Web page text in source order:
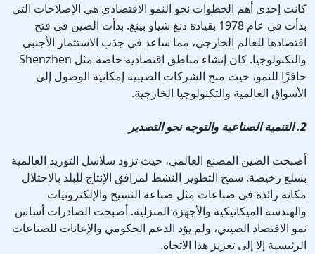
كانت إحدى أهم الخطوات نحو النمو الاقتصادي هي الإصلاحات التي
بدأت في عام 1978 بقيادة دنغ شياو بينغ. بدأت الصين في فتح
اقتصادها للعالم الخارجي، مما ساعد في جذب الاستثمار الأجنبي
والتكنولوجيا. كان إنشاء مناطق اقتصادية خاصة مثل Shenzhen
حافزًا للنمو، حيث منح الشركات الصينية إمكانية الوصول إلى
الأسواق العالمية والتكنولوجيا الخارجية.
2. التنمية الصناعية والتوجه نحو التصدير
أصبحت الصين المصنع العالمي، حيث تزود سلاسل التوريد العالمية
بسلع رخيصة. سمح التطوير النشط لمرافق الإنتاج للبلد بالاحتلال
مكانة رائدة في صناعات مثل صناعة النسيج والإلكترونيات
والهندسة الميكانيكية والأجهزة المنزلية. أصبحت الصادرات أساس
نمو الاقتصاد الصيني، ولم يؤد الدعم الحكومي والإعانات للصناعات
الرئيسية إلا إلى تعزيز هذا الاتجاه.